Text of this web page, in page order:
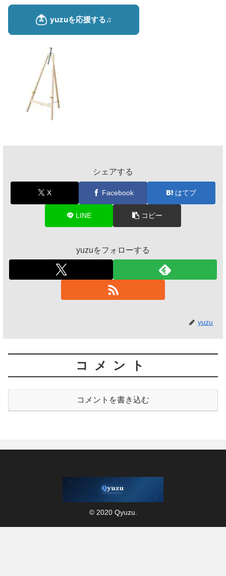
シェアする
X Facebook はてブ
LINE コピー
yuzuをフォローする
yuzu
コメント
コメントを書き込む
© 2020 Qyuzu.